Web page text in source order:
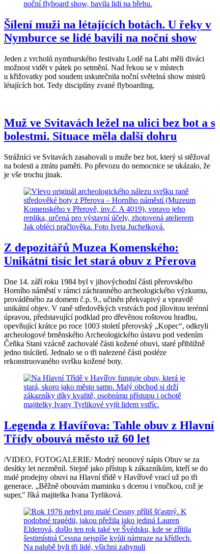
Šílení muži na létajících botách. U řeky v
Nymburce se lidé bavili na noční show
Jeden z vrcholů nymburského festivalu Lodě na Labi měli diváci
možnost vidět v pátek po setmění. Nad řekou se v místech
u křižovatky pod soudem uskutečnila noční světelná show mistrů
létajících bot. Tedy disciplíny zvané flyboarding.
Muž ve Svitavách ležel na ulici bez bot a s
bolestmi. Situace měla další dohru
Strážníci ve Svitavách zasahovali u muže bez bot, který si stěžoval
na bolesti a ztrátu paměti. Po převozu do nemocnice se ukázalo, že
je vše trochu jinak.
Z depozitářů Muzea Komenského:
Unikátní tisíc let stará obuv z Přerova
Dne 14. září roku 1984 byl v jihovýchodní části přerovského
Horního náměstí v rámci záchranného archeologického výzkumu,
prováděného za domem č.p. 9., učiněn překvapivý a vpravdě
unikátní objev. V raně středověkých vrstvách pod jílovitou terénní
úpravou, představující podklad pro dřevěnou roštovou hradbu,
opevňující krátce po roce 1003 století přerovský „Kopec“, odkryli
archeologové brněnského Archeologického ústavu pod vedením
Čeňka Stani vzácně zachovalé části kožené obuvi, staré přibližně
jedno tisíciletí. Jednalo se o tři nalezené části posléze
rekonstruovaného svršku kožené boty.
Legenda z Havířova: Tahle obuv z Hlavní
Třídy obouvá město už 60 let
/VIDEO, FOTOGALERIE/ Modrý neonový nápis Obuv se za
desítky let nezměnil. Stejně jako přístup k zákazníkům, kteří se do
malé prodejny obuvi na Hlavní třídě v Havířově vrací už po tři
generace. „Běžně obouvám maminku s dcerou i vnučkou, což je
super," říká majitelka Ivana Tyrliková.